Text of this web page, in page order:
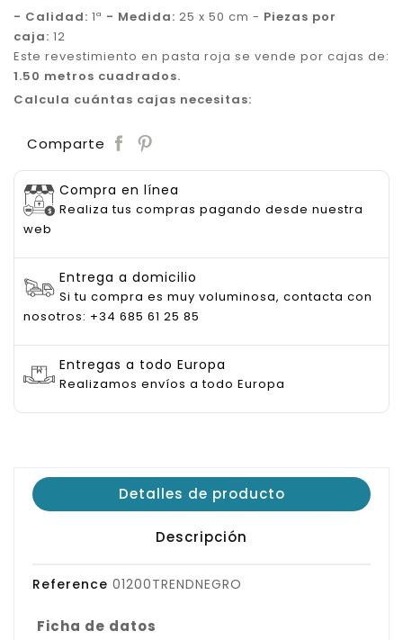
- Calidad: 1ª - Medida: 25 x 50 cm - Piezas por
caja: 12
Este revestimiento en pasta roja se vende por cajas de:
1.50 metros cuadrados.
Calcula cuántas cajas necesitas:
Comparte
Compra en línea
Realiza tus compras pagando desde nuestra
web
Entrega a domicilio
Si tu compra es muy voluminosa, contacta con
nosotros: +34 685 61 25 85
Entregas a todo Europa
Realizamos envíos a todo Europa
Detalles de producto
Descripción
Reference 01200TRENDNEGRO
Ficha de datos